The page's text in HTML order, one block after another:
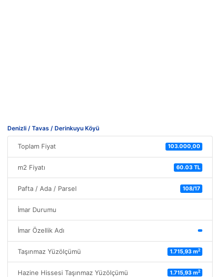
Denizli / Tavas / Derinkuyu Köyü
Toplam Fiyat 103.000,00
m2 Fiyatı 60.03 TL
Pafta / Ada / Parsel 108/17
İmar Durumu
İmar Özellik Adı
Taşınmaz Yüzölçümü 1.715,93 m2
Hazine Hissesi Taşınmaz Yüzölçümü 1.715,93 m2